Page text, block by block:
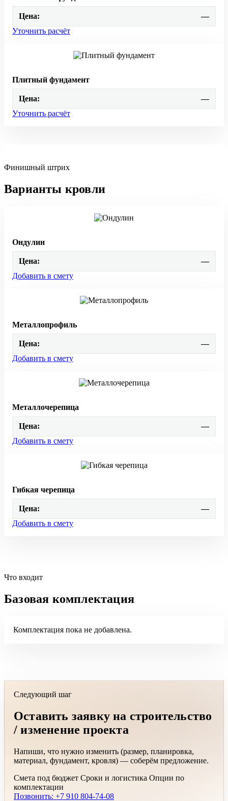
Цена:
—
Уточнить расчёт
Плитный фундамент
Цена:
—
Уточнить расчёт
Финишный штрих
Варианты кровли
Ондулин
Цена:
—
Добавить в смету
Металлопрофиль
Цена:
—
Добавить в смету
Металлочерепица
Цена:
—
Добавить в смету
Гибкая черепица
Цена:
—
Добавить в смету
Что входит
Базовая комплектация
Комплектация пока не добавлена.
Следующий шаг
Оставить заявку на строительство
/ изменение проекта
Напиши, что нужно изменить (размер, планировка,
материал, фундамент, кровля) — соберём предложение.
Смета под бюджет Сроки и логистика Опции по
комплектации
Позвонить: +7 910 804-74-08